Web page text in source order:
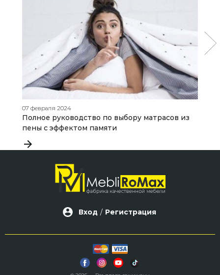
07 февраля 2024
Полное руководство по выбору матрасов из
пены с эффектом памяти
Вход / Регистрация